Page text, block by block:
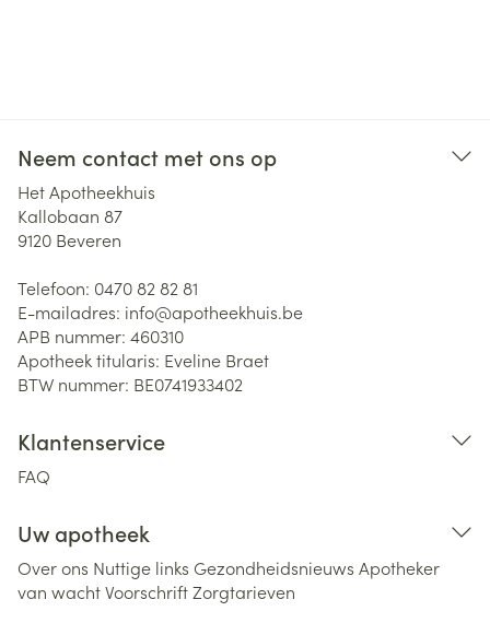
Neem contact met ons op
Het Apotheekhuis
Kallobaan 87
9120 Beveren
Telefoon: 0470 82 82 81
E-mailadres: info@apotheekhuis.be
APB nummer: 460310
Apotheek titularis: Eveline Braet
BTW nummer: BE0741933402
Klantenservice
FAQ
Uw apotheek
Over ons Nuttige links Gezondheidsnieuws Apotheker
van wachtVoorschriftZorgtarieven